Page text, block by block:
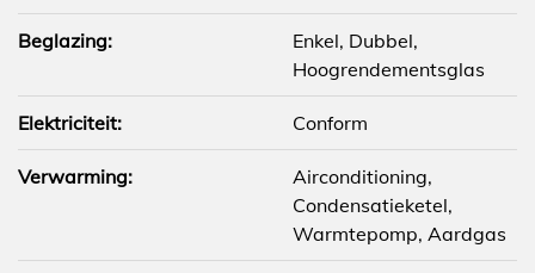
Beglazing:
Enkel, Dubbel,
Hoogrendementsglas
Elektriciteit: Conform
Verwarming:
Airconditioning,
Condensatieketel,
Warmtepomp, Aardgas